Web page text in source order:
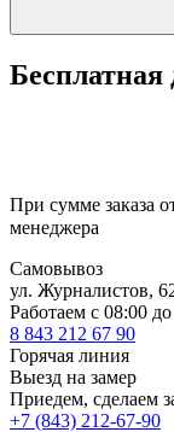
Бесплатная
При сумме заказа
менеджера
Самовывоз
ул. Журналистов,
Работаем c 08:00
8 843 212 67 90
Горячая линия
Выезд на замер
Приедем, сделаем
+7 (843) 212-67-90